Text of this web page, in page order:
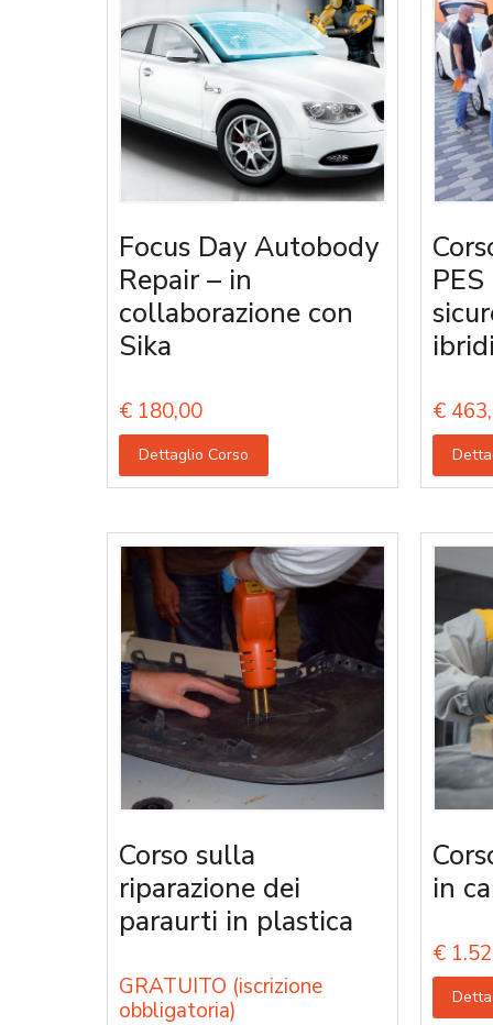
Focus Day Autobody
Repair – in
collaborazione con
Sika
€ 180,00
Dettaglio Corso
€
Corso sulla
riparazione dei
paraurti in plastica
GRATUITO (iscrizione
obbligatoria)
in
€